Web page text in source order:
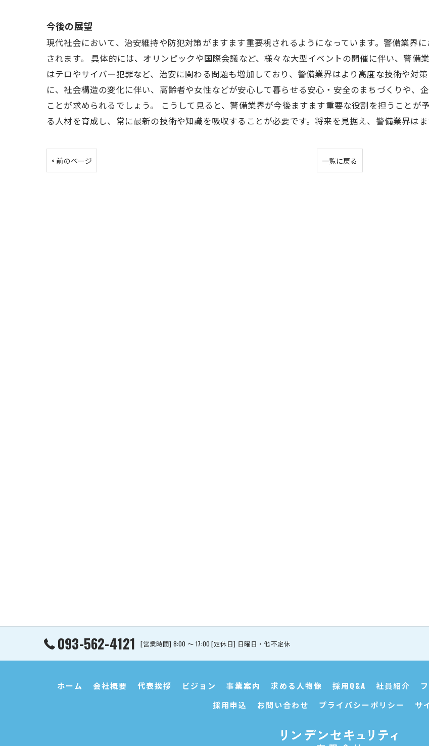
今後の展望
現代社会において、治安維持や防犯対策がますます重要視されるようになっています。警備業界
されます。 具体的には、オリンピックや国際会議など、様々な大型イベントの開催に伴い、警備
はテロやサイバー犯罪など、治安に関わる問題も増加しており、警備業界はより高度な技術や対
に、社会構造の変化に伴い、高齢者や女性などが安心して暮らせる安心・安全のまちづくりや、
ことが求められるでしょう。 こうして見ると、警備業界が今後ますます重要な役割を担うことが
る人材を育成し、常に最新の技術や知識を吸収することが必要です。将来を見据え、警備業界は
< 前のページ 一覧に戻る
093-562-4121 [営業時間] 8:00 〜 17:00 [定休日] 日曜日・他不定休
ホーム 会社概要 代表挨拶 ビジョン 事業案内 求める人物像 採用Q&A 社員紹介
採用申込
お問い合わせ プライバシーポリシー サ